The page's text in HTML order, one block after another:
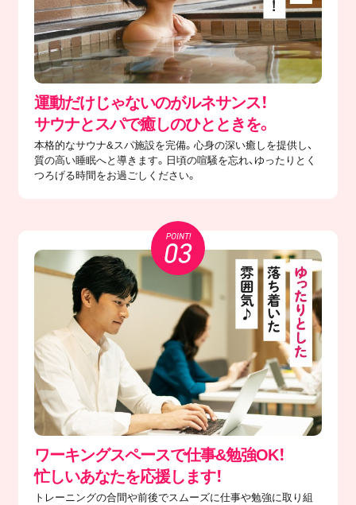
運動だけじゃないのがルネサンス！
サウナとスパで癒しのひとときを。
本格的なサウナ&スパ施設を完備。心身の深い癒しを提供し、
質の高い睡眠へと導きます。日頃の喧騒を忘れ、ゆったりとく
つろげる時間をお過ごしください。
ワーキングスペースで仕事&勉強OK！
忙しいあなたを応援します！
トレーニングの合間や前後でスムーズに仕事や勉強に取り組